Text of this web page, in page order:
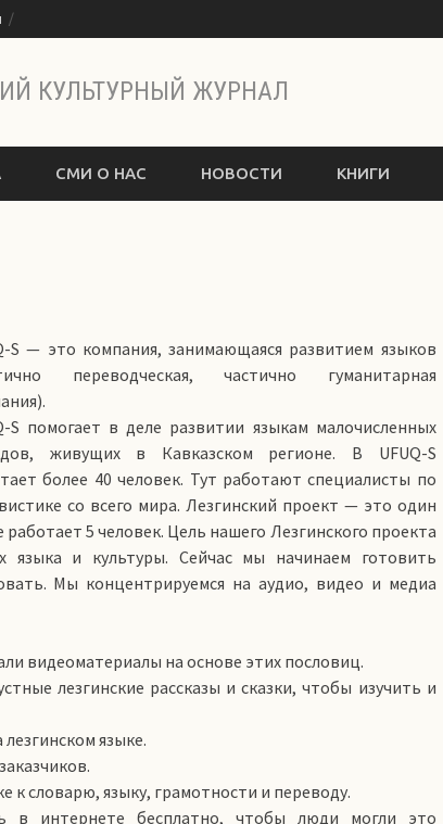
КУЛЬТУРНЫЙ ЖУРНАЛ
СМИ О НАС НОВОСТИ КНИГИ
S — это компания, занимающаяся развитием языков
переводческая, частично гуманитарная
S помогает в деле развитии языкам малочисленных
живущих в Кавказском регионе. В UFUQ-S
более 40 человек. Тут работают специалисты по
со всего мира. Лезгинский проект — это один
5 человек. Цель нашего Лезгинского проекта
языка и культуры. Сейчас мы начинаем готовить
Мы концентрируемся на аудио, видео и медиа
видеоматериалы на основе этих пословиц.
лезгинские рассказы и сказки, чтобы изучить и
языке.
к словарю, языку, грамотности и переводу.
интернете бесплатно, чтобы люди могли это